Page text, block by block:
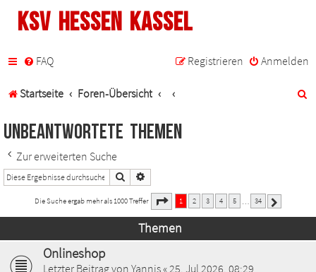
KSV Hessen Kassel
FAQ Anmelden
Registrieren
Startseite Foren-Übersicht
Unbeantwortete Themen
Zur erweiterten Suche
Suche
Die Suche ergab mehr als 1000 Treffer Seite von 34
1 2 3 4 5 34
Themen
Onlineshop
Letzter Beitrag von Yannis« 25. Jul 2026, 08:29